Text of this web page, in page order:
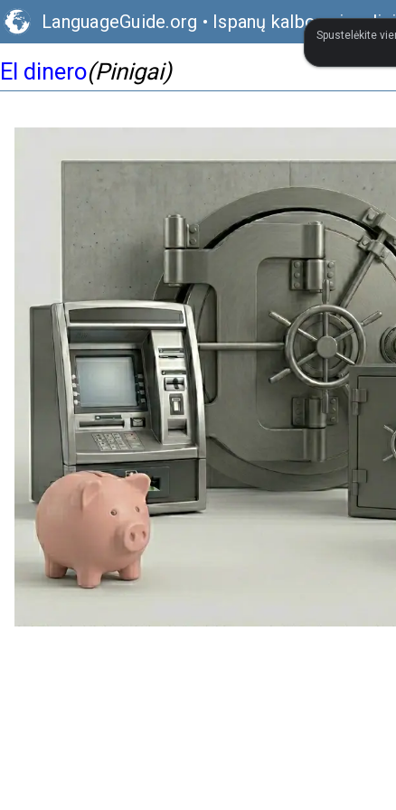
LanguageGuide.org • Ispanų kalbos
El dinero(Pinigai)
Spustelėkite